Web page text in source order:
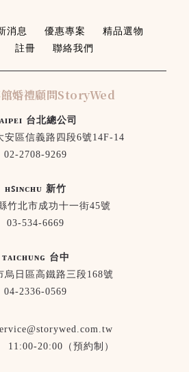
消息 優惠專案
精品選物
註冊 聯絡我們
婚禮顧問StoryWed
台北總公司
安區信義路四段6號14F-14
02-2708-9269
ʜꜱɪɴᴄʜᴜ 新竹
竹北市成功十一街45號
03-534-6669
ᴛᴀɪᴄʜᴜɴɢ 台中
烏日區高鐵路三段168號
04-2336-0569
20:00（預約制）